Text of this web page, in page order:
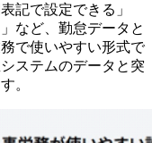
記で設定できる」
など、勤怠データと
で使いやすい形式で
ステムのデータと突
。